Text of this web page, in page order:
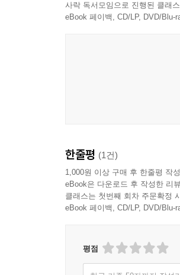
휩쓸린 적이 없었다.
셋, 문자가 귀찮고 생각이 번
사락 독서모임으로 진행된 클래
eBook 페이백, CD/LP, DVD/
한줄평 (1건)
1,000원 이상 구매 후 한줄평 작
eBook은 다운로드 후 작성한 리
클래스는 첫번째 회차 주문확정
eBook 페이백, CD/LP, DVD/
평점